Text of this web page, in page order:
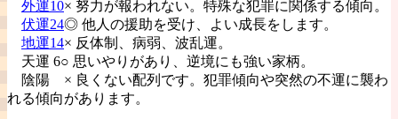
外運10× 努力が報われない。特殊な犯罪に関係する傾向。
伏運24◎ 他人の援助を受け、よい成長をします。
地運14× 反体制、病弱、波乱運。
天運 6○ 思いやりがあり、逆境にも強い家柄。
陰陽 × 良くない配列です。犯罪傾向や突然の不運に襲わ
れる傾向があります。